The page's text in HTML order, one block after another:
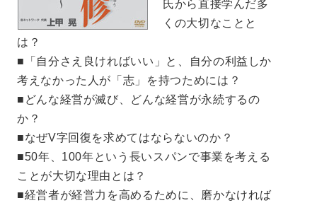
氏から直接学んだ多
くの大切なことと
は？
■「自分さえ良ければいい」と、自分の利益しか
考えなかった人が「志」を持つためには？
■どんな経営が滅び、どんな経営が永続するの
か？
■なぜV字回復を求めてはならないのか？
■50年、100年という長いスパンで事業を考える
ことが大切な理由とは？
■経営者が経営力を高めるために、磨かなければ